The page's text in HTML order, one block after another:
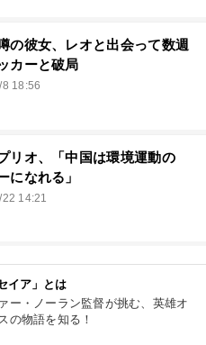
の彼女、レオと出会って数週
カーと破局
18:56
リオ、「中国は環境運動の
になれる」
14:21
イア」とは
ー・ノーラン監督が挑む、英雄オ
の物語を知る！